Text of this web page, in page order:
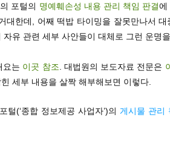
포털의 명예훼손성 내용 관리 책임 판결에
대한데, 어째 떡밥 타이밍을 잘못만나서
유 관련 세부 사안들이 대체로 그런 운명
는 이곳 참조 . 대법원의 보도자료 전문은
세부 내용을 살짝 해부해보면 이렇다.
털(‘종합 정보제공 사업자’)의 게시물 관리